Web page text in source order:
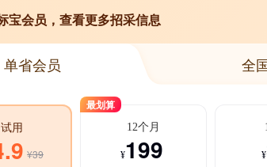
宝会员，查看更多招采信息
单省会员 全
用
¥39
最划算
12个月
¥199 ¥